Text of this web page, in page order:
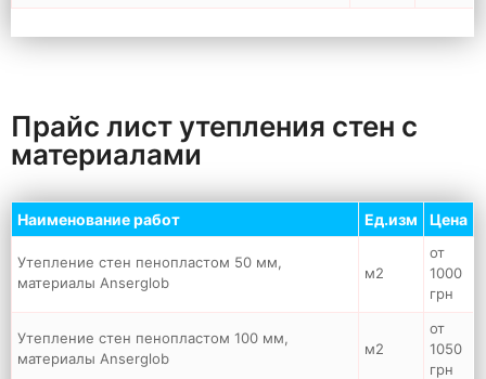
Прайс лист утепления стен с
материалами
Наименование работ Ед.изм Цена
Утепление стен пенопластом 50 мм,
материалы Anserglob
м2
от
1000
грн
Утепление стен пенопластом 100 мм,
материалы Anserglob
м2
от
1050
грн